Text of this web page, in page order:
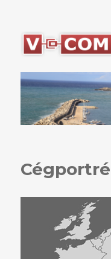
V-Comp Kft.
Cégportré